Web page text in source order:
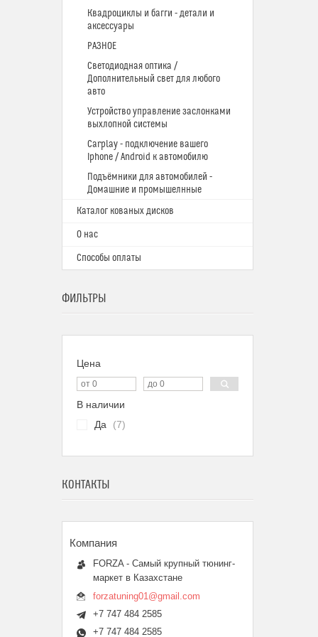
Квадроциклы и багги - детали и
аксессуары
РАЗНОЕ
Светодиодная оптика /
Дополнительный свет для любого
авто
Устройство управление заслонками
выхлопной системы
Carplay - подключение вашего
Iphone / Android к автомобилю
Подъёмники для автомобилей -
Домашние и промышелнные
Каталог кованых дисков
О нас
Способы оплаты
ФИЛЬТРЫ
Цена
В наличии
Да
7
КОНТАКТЫ
FORZA - Самый крупный тюнинг-
маркет в Казахстане
forzatuning01@gmail.com
+7 747 484 2585
+7 747 484 2585